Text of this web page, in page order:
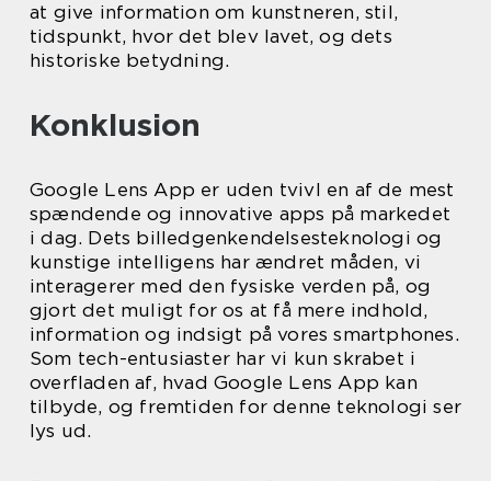
at give information om kunstneren, stil,
tidspunkt, hvor det blev lavet, og dets
historiske betydning.
Konklusion
Google Lens App er uden tvivl en af de mest
spændende og innovative apps på markedet
i dag. Dets billedgenkendelsesteknologi og
kunstige intelligens har ændret måden, vi
interagerer med den fysiske verden på, og
gjort det muligt for os at få mere indhold,
information og indsigt på vores smartphones.
Som tech-entusiaster har vi kun skrabet i
overfladen af, hvad Google Lens App kan
tilbyde, og fremtiden for denne teknologi ser
lys ud.